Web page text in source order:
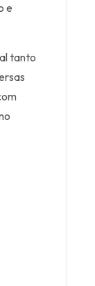
e
tanto